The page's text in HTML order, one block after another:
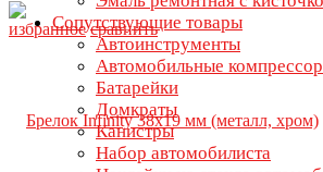
Сопутствующие товары
Автоинструменты
Автомобильные
Батарейки
Домкраты
Канистры
Набор автомобилиста
избранное сравнить